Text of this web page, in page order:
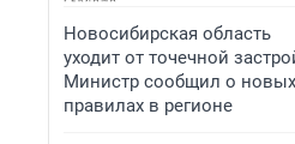
Новосибирская область
уходит от точечной
Министр сообщил о новых
правилах в регионе